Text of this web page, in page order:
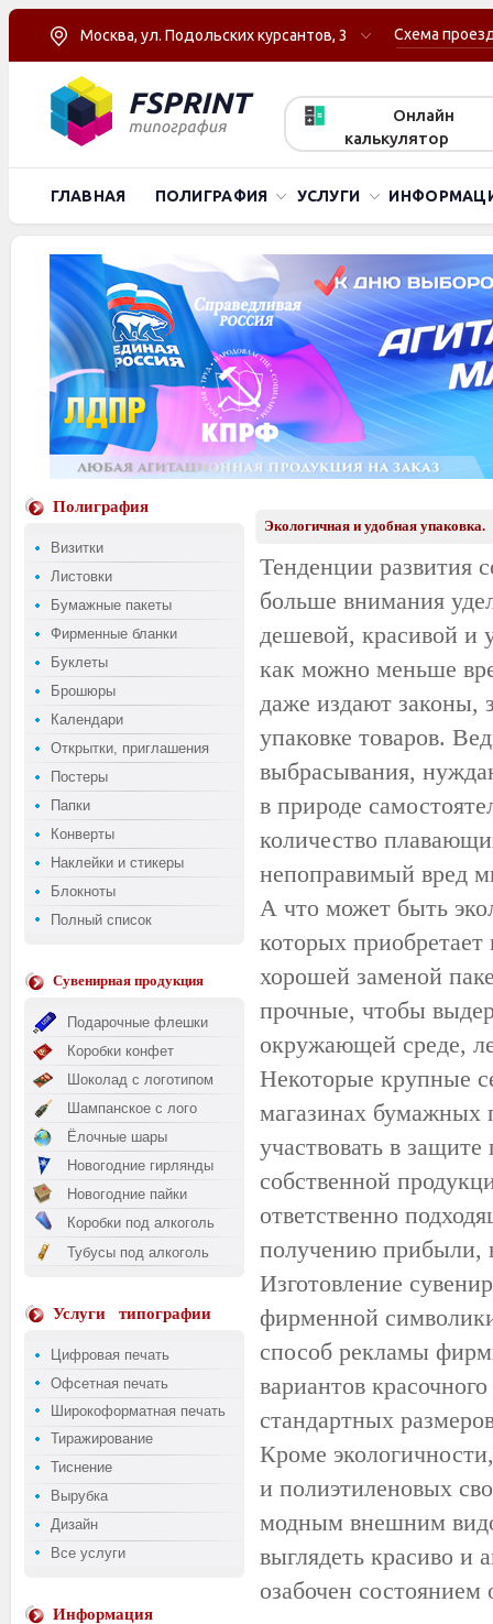
Москва, ул. Подольских курсантов, 3 Схема
Онлайн
калькулятор
ГЛАВНАЯ ПОЛИГРАФИЯ УСЛУГИ
Полиграфия
Визитки
Листовки
Бумажные пакеты
Фирменные бланки
Буклеты
Брошюры
Календари
Открытки, приглашения
Постеры
Папки
Конверты
Наклейки и стикеры
Блокноты
Полный список
Сувенирная продукция
Подарочные флешки
Коробки конфет
Шоколад с логотипом
Шампанское с лого
Ёлочные шары
Новогодние гирлянды
Новогодние пайки
Коробки под алкоголь
Тубусы под алкоголь
Услуги типографии
Цифровая печать
Офсетная печать
Широкоформатная печать
Тиражирование
Тиснение
Вырубка
Дизайн
Все услуги
Информация
Экологичная и удобная упаковка.
Тенденции развития
больше внимания
дешевой, красивой и
как можно меньше
даже издают законы,
упаковке товаров.
выбрасывания,
в природе
количество
непоправимый вред
А что может быть
которых
хорошей заменой
прочные, чтобы
окружающей среде,
Некоторые крупные
магазинах бумажных
участвовать в
собственной
ответственно
получению прибыли,
Изготовление
фирменной
способ рекламы
вариантов
стандартных
Кроме экологичности
и полиэтиленовых
модным внешним
выглядеть красиво и
озабочен